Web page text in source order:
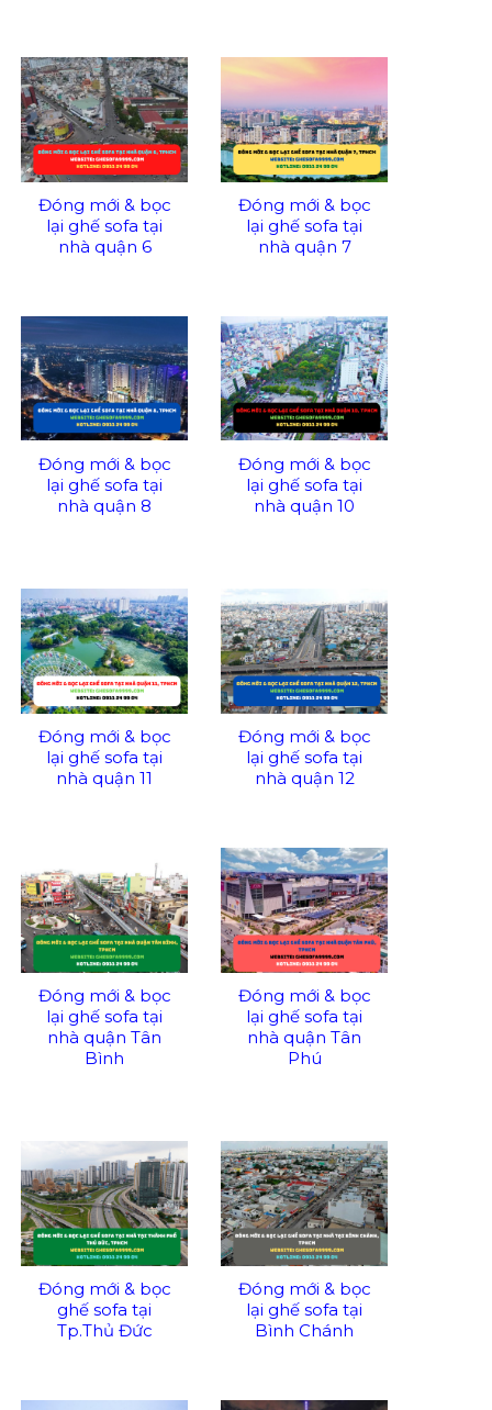
Đóng mới & bọc
lại ghế sofa tại
nhà quận 6
Đóng mới & bọc
lại ghế sofa tại
nhà quận 7
Đóng mới & bọc
lại ghế sofa tại
nhà quận 8
Đóng mới & bọc
lại ghế sofa tại
nhà quận 10
Đóng mới & bọc
lại ghế sofa tại
nhà quận 11
Đóng mới & bọc
lại ghế sofa tại
nhà quận 12
Đóng mới & bọc
lại ghế sofa tại
nhà quận Tân
Bình
Đóng mới & bọc
lại ghế sofa tại
nhà quận Tân
Phú
Đóng mới & bọc
ghế sofa tại
Tp.Thủ Đức
Đóng mới & bọc
lại ghế sofa tại
Bình Chánh